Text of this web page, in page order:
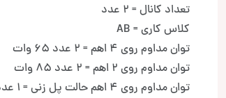
تعداد کانال = 2 عدد
کلاس کاری = AB
توان مداوم روی 4 اهم = 2 عدد 65 وات
توان مداوم روی 2 اهم = 2 عدد 85 وات
توان مداوم روی 4 اهم حالت پل زنی = 1 عدد 175 وات